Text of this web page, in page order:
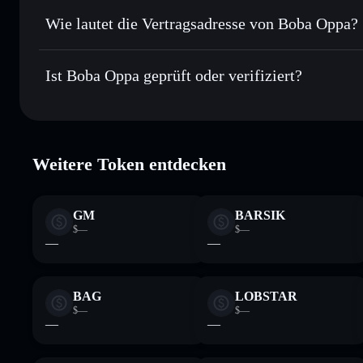
Privacy Aggregators
kontrollierst
Privacy Aggregator
Wie lautet die Vertragsadresse von Boba Oppa?
Boba Oppa
Ist Boba Oppa geprüft oder verifiziert?
Weitere Token entdecken
GM
$—
—
BARSIK
$—
—
BAG
$—
—
LOBSTAR
$—
—